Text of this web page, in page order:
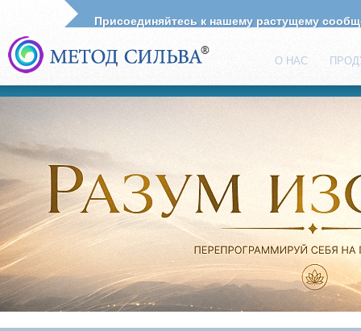
О НАС
Присоединяйтесь к нашему растущему